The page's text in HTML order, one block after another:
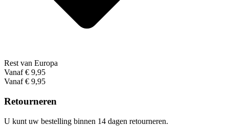
Rest van Europa
Vanaf € 9,95
Vanaf € 9,95
Retourneren
U kunt uw bestelling binnen 14 dagen retourneren.